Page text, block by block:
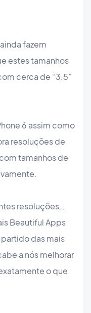
fazem
estes tamanhos
cerca de “3.5”
6 assim como
resoluções de
tamanhos de
resoluções…
Beautiful Apps
das mais
a nós melhorar
o que